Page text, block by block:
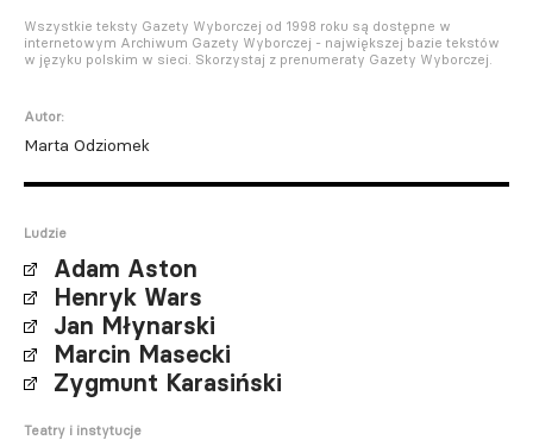
Wszystkie teksty Gazety Wyborczej od 1998 roku są dostępne w
internetowym Archiwum Gazety Wyborczej - największej bazie tekstów
w języku polskim w sieci. Skorzystaj z prenumeraty Gazety Wyborczej.
Autor:
Marta Odziomek
Ludzie
Adam Aston
Henryk Wars
Jan Młynarski
Marcin Masecki
Zygmunt Karasiński
Teatry i instytucje